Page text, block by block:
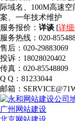
际域名、100M高速
案、一年技术维护
服务报价： 详谈 [详
服务热线：020-
售后：020-29883069
投诉：18028020402
传真：020-85548809
Q Q：81233044
邮箱：
广州网站建设
北京网站建设